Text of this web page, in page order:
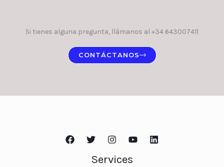
Si tienes alguna pregunta, llámanos al +34 643007411
CONTÁCTANOS
Services